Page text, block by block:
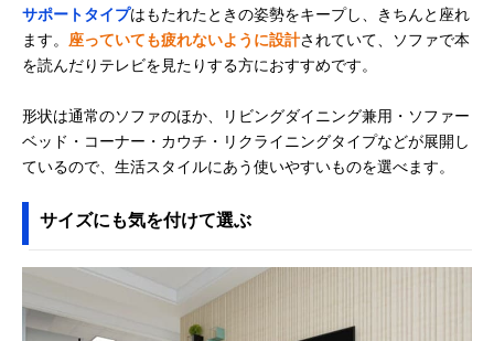
サポートタイプはもたれたときの姿勢をキープし、きちんと座れ
ます。 座っていても疲れないように設計されていて、ソファで本
を読んだりテレビを見たりする方におすすめです。
形状は通常のソファのほか、リビングダイニング兼用・ソファー
ベッド・コーナー・カウチ・リクライニングタイプなどが展開し
ているので、生活スタイルにあう使いやすいものを選べます。
サイズにも気を付けて選ぶ